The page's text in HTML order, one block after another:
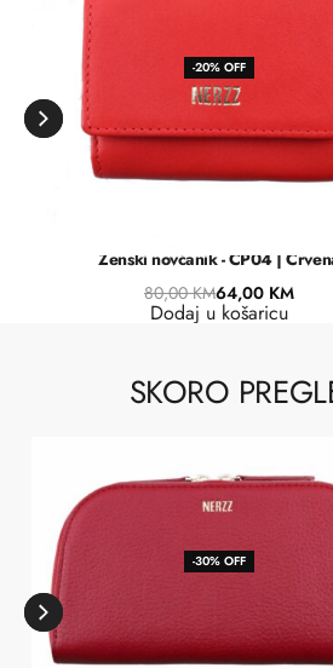
-20% OFF
Ženski novčanik - CP04 |
80,00KM64,00 KM
Dodaj u košaricu
SKORO
-30% OFF